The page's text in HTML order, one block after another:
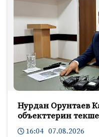
Нурдан Орунтаев
объекттерин
16:04 07.08.2026